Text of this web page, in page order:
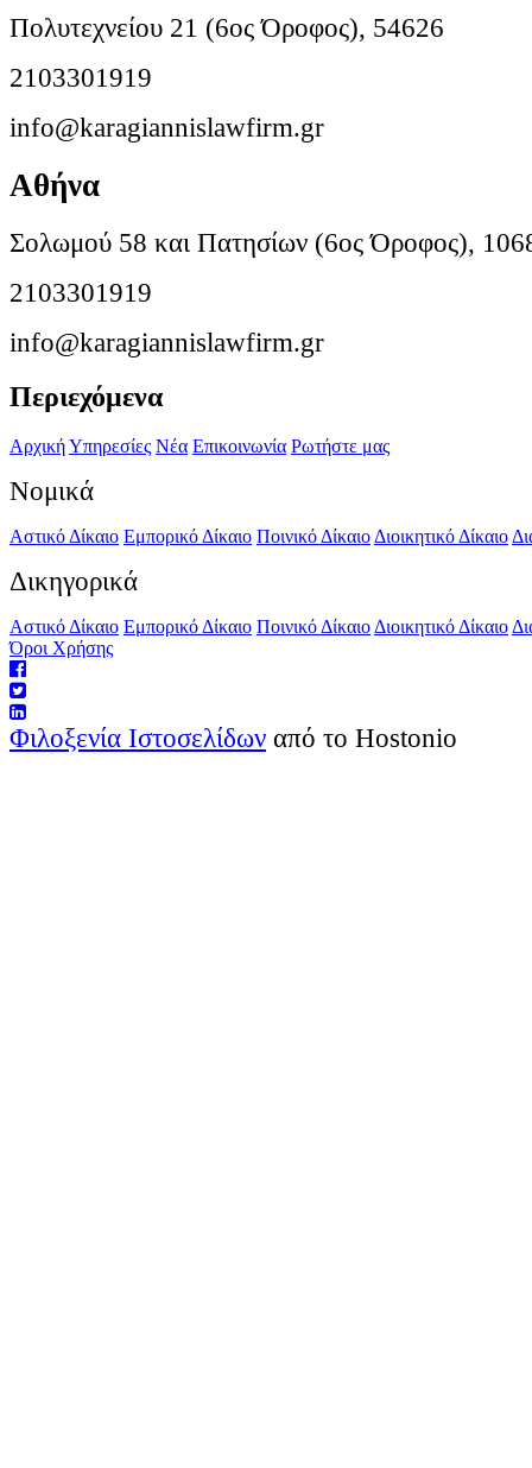
Πολυτεχνείου 21 (6ος Όροφος), 54626
2103301919
info@karagiannislawfirm.gr
Αθήνα
Σολωμού 58 και Πατησίων (6ος Όροφος),
2103301919
info@karagiannislawfirm.gr
Περιεχόμενα
ΑρχικήΥπηρεσίες Νέα Επικοινωνία Ρωτήστε μας
Νομικά
Αστικό Δίκαιο Εμπορικό Δίκαιο Ποινικό Δίκαιο Διοικητικό Δίκαιο
Δικηγορικά
Αστικό Δίκαιο Εμπορικό Δίκαιο Ποινικό Δίκαιο Διοικητικό Δίκαιο
Όροι Χρήσης
Φιλοξενία Ιστοσελίδων από το Hostonio